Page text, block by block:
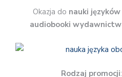
Okazja do nauki języków
audiobooki
Rodzaj promocji